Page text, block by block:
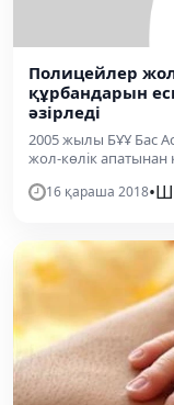
Полицейлер
құрбандарын
әзірледі
2005 жылы БҰҰ Бас
жол-көлік апатынан
16 қараша 2018•